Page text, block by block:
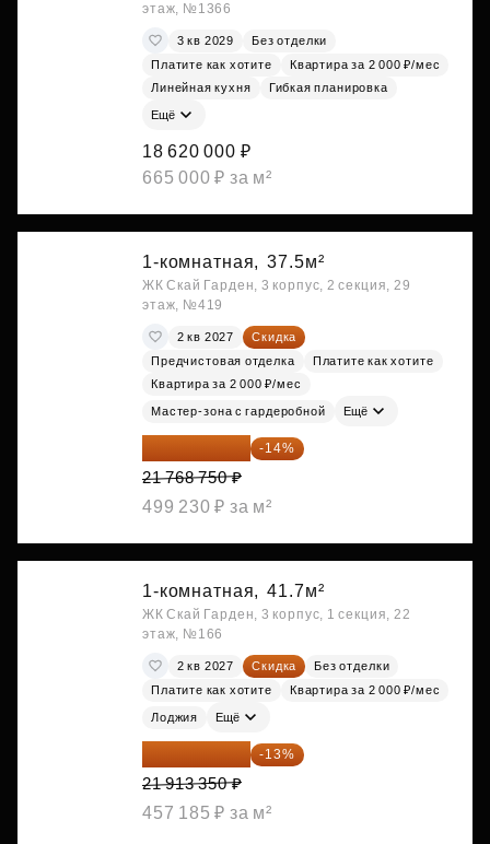
этаж, №1366
3 кв 2029
Без отделки
Платите как хотите
Квартира за 2 000 ₽/мес
Линейная кухня
Гибкая планировка
Ещё
18 620 000 ₽
665 000 ₽ за м²
1-комнатная, 37.5м²
ЖК Скай Гарден, 3 корпус, 2 секция, 29
этаж, №419
2 кв 2027
Скидка
Предчистовая отделка
Платите как хотите
Квартира за 2 000 ₽/мес
Мастер-зона с гардеробной Ещё
18 721 125 ₽ -14%
21 768 750 ₽
499 230 ₽ за м²
1-комнатная, 41.7м²
ЖК Скай Гарден, 3 корпус, 1 секция, 22
этаж, №166
2 кв 2027 Скидка
Без отделки
Платите как хотите
Квартира за 2 000 ₽/мес
Лоджия Ещё
19 064 615 ₽ -13%
21 913 350 ₽
457 185 ₽ за м²